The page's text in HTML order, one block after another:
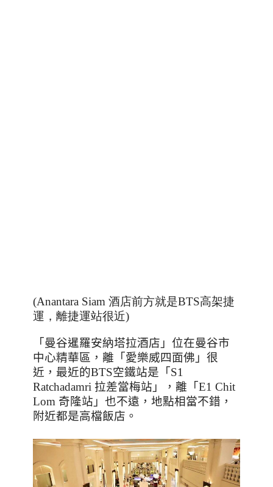
(Anantara Siam 酒店前方就是BTS高架捷
運，離捷運站很近)
「曼谷暹羅安納塔拉酒店」位在曼谷市
中心精華區，離「愛樂威四面佛」很
近，最近的BTS空鐵站是「 S1
Ratchadamri 拉差當梅站」，離「 E1 Chit
Lom 奇隆站」也不遠，地點相當不錯，
附近都是高檔飯店。